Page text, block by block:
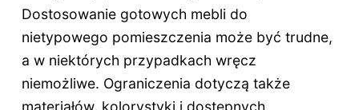
Dostosowanie gotowych mebli do
nietypowego pomieszczenia może być trudne,
a w niektórych przypadkach wręcz
niemożliwe. Ograniczenia dotyczą także
materiałów, kolorystyki i dostępnych